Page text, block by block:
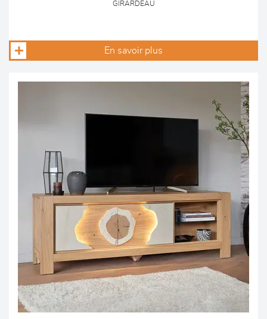
GIRARDEAU
En savoir plus